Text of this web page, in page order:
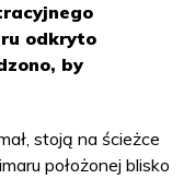
odkryto
by
stoją na ścieżce
położonej blisko